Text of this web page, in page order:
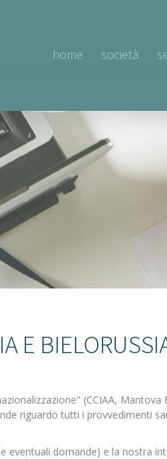
home società
E
(CCIAA, Mantova
riguardo tutti i provvedimenti
domande) e la nostra